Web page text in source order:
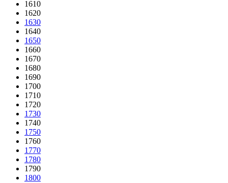
1610
1620
1630
1640
1650
1660
1670
1680
1690
1700
1710
1720
1730
1740
1750
1760
1770
1780
1790
1800